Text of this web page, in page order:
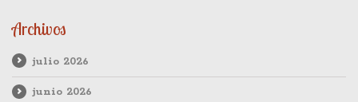
Archivos
julio 2026
junio 2026